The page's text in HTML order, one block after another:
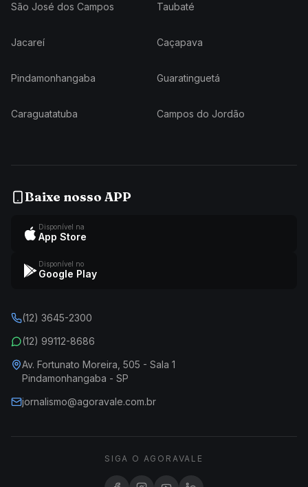
São José dos Campos Taubaté
Jacareí Caçapava
Pindamonhangaba Guaratinguetá
Caraguatatuba Campos do Jordão
Baixe nosso APP
Disponível na
App Store
Disponível no
Google Play
(12) 3645-2300
(12) 99112-8686
Av. Fortunato Moreira, 505 - Sala 1
Pindamonhangaba - SP
jornalismo@agoravale.com.br
SIGA O AGORAVALE